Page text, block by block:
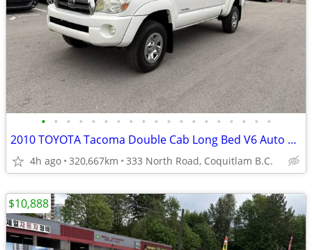
• • • • • • • • • • • • • • • • • • •
2010 TOYOTA Tacoma Double Cab Long Bed V6 Auto 4WD
4h ago 320,667km 333 North Road, Coquitlam B.C.
$10,888